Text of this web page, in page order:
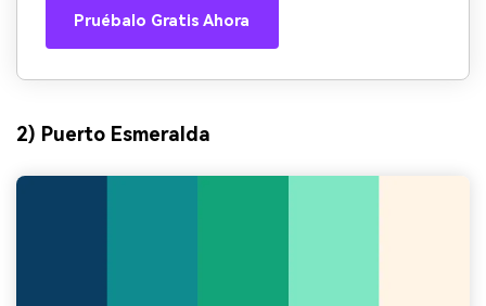
Pruébalo Gratis Ahora
2) Puerto Esmeralda